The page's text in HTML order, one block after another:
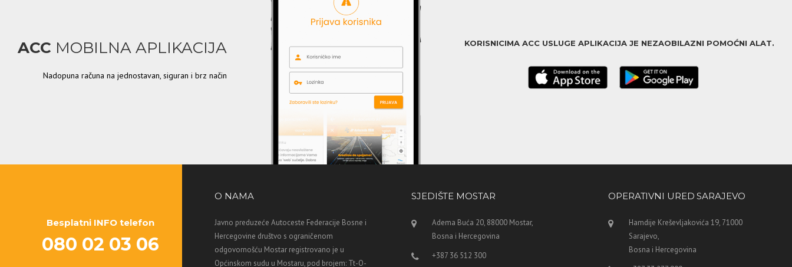
ACC MOBILNA APLIKACIJA
Nadopuna računa na jednostavan, siguran i brz način
KORISNICIMA ACC USLUGE APLIKACIJA JE NEZAOBILAZNI POMOĆNI ALAT.
Besplatni INFO telefon
080 02 03 06
O NAMA
Javno preduzeće Autoceste Federacije Bosne i
Hercegovine društvo s ograničenom
odgovornošću Mostar registrovano je u
Općinskom sudu u Mostaru, pod brojem: Tt-O-
SJEDIŠTE MOSTAR
Adema Buća 20, 88000 Mostar,
Bosna i Hercegovina
+387 36 512 300
OPERATIVNI URED SARAJEVO
Hamdije Kreševljakovića 19, 71000
Sarajevo,
Bosna i Hercegovina